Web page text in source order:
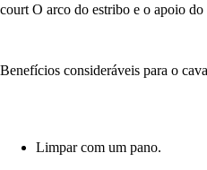
court O arco do estribo e o apoio do
Benefícios consideráveis para o
Limpar com um pano.